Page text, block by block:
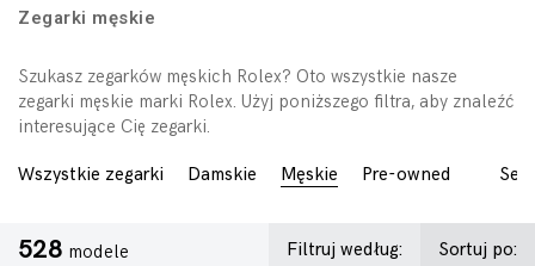
Zegarki męskie
Szukasz zegarków męskich Rolex? Oto wszystkie nasze
zegarki męskie marki Rolex. Użyj poniższego filtra, aby znaleźć
interesujące Cię zegarki.
Wszystkie zegarki Damskie Męskie Pre-owned
528 modele Sortuj po:
Filtruj według: